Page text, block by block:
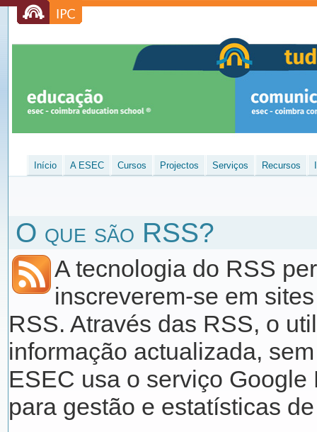
Início A ESEC Cursos Projectos Serviços Recursos
O que são RSS?
A tecnologia do RSS
inscreverem-se em
RSS. Através das RSS, o
informação actualizada,
ESEC usa o serviço
para gestão e estatísticas